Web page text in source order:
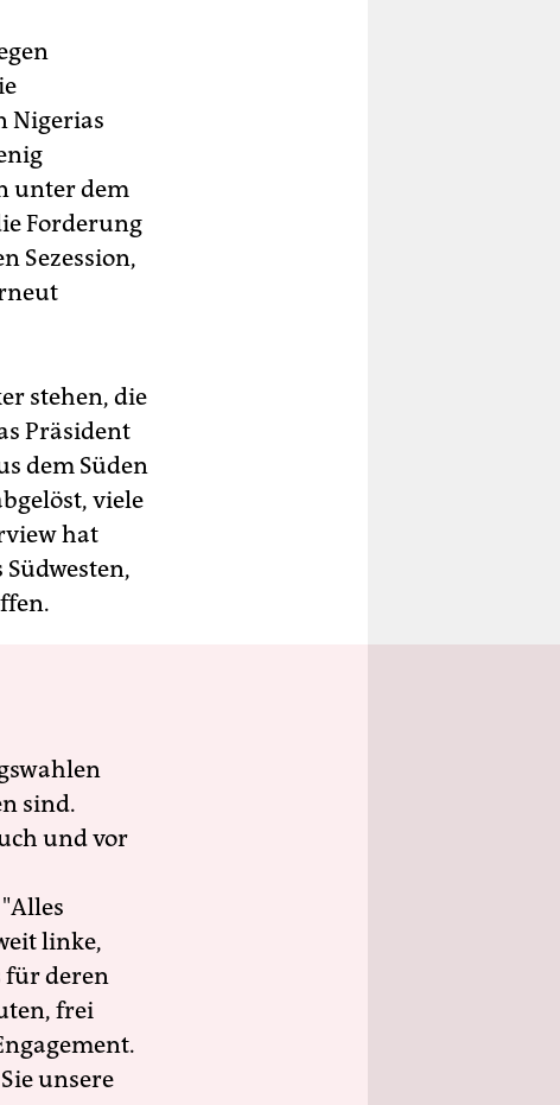
Nigerias
unter dem
Forderung
Sezession,
stehen, die
Präsident
dem Süden
viele
hat
sind.
und vor
linke,
für deren
frei
unsere